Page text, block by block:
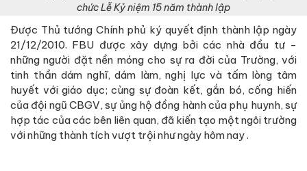
chức Lễ Kỷ niệm 15 năm thành lập
Được Thủ tướng Chính phủ ký quyết định thành lập ngày
21/12/2010. FBU được xây dựng bởi các nhà đầu tư -
những người đặt nền móng cho sự ra đời của Trường, với
tinh thần dám nghĩ, dám làm, nghị lực và tấm lòng tâm
huyết với giáo dục; cùng sự đoàn kết, gắn bó, cống hiến
của đội ngũ CBGV, sự ủng hộ đồng hành của phụ huynh, sự
hợp tác của các bên liên quan, đã kiến tạo một ngôi trường
với những thành tích vượt trội như ngày hôm nay .